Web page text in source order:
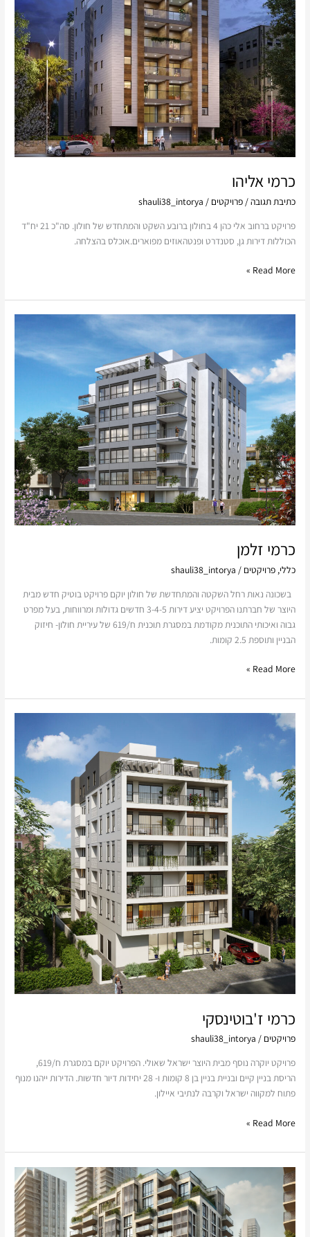
כרמי אליהו
כתיבת תגובה/פרויקטים /
shauli38_intorya
פרויקט ברחוב אלי כהן 4 בחולון ברובע השקט והמתחדש של חולון. סה"כ 21 יח"ד
הכוללות דירות גן, סטנדרט ופנטהאוזים מפוארים.אוכלס בהצלחה.
Read More »
כרמי זלמן
כללי,פרויקטים /
shauli38_intorya
בשכונה נאות רחל השקטה והמתחדשת של חולון יוקם פרויקט בוטיק חדש מבית
היוצר של חברתנו הפרויקט יציע דירות 3-4-5 חדשים גדולות ומרווחות, בעל מפרט
גבוה ואיכותי התוכנית מקודמת במסגרת תוכנית ח/619 של עיריית חולון- חיזוק
הבניין ותוספת 2.5 קומות.
Read More »
כרמי ז'בוטינסקי
פרויקטים /
shauli38_intorya
פרויקט יוקרה נוסף מבית היוצר ישראל שאולי. הפרויקט יוקם במסגרת ח/619,
הריסת בניין קיים ובניית בניין בן 8 קומות ו- 28 יחידות דיור חדשות. הדירות ייהנו מנוף
פתוח למקווה ישראל וקרבה לנתיבי איילון.
כרמי
ז'בוטינסקי
Read More »
מתחם
ההסתדרות